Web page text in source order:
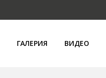
ГАЛЕРИЯ ВИДЕО